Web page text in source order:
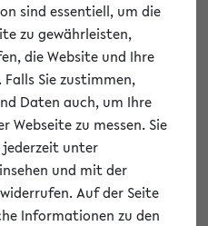
zugreifen, die Ihnen
System zur Verfügung
Sie sich an:
eKVV
sind essentiell, um die
zu gewährleisten,
die Website und Ihre
Sie zustimmen,
Daten auch, um Ihre
zu messen. Sie
jederzeit unter
und mit der
Auf der Seite
Informationen zu den